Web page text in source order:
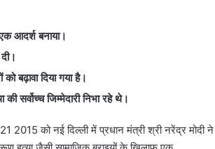
आदर्श बनाया।
बढ़ावा दिया गया है।
की सर्वोच्च जिम्मेदारी निभा रहे थे।
2015 को नई दिल्ली में प्रधान मंत्री श्री नरेंद्र मोदी ने